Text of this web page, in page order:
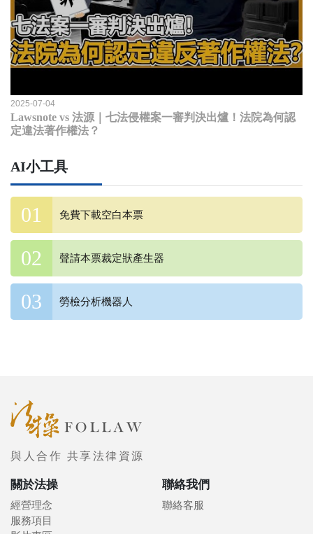
2025-07-04
Lawsnote vs 法源｜七法侵權案一審判決出爐！法院為何認
定違法著作權法？
AI小工具
免費下載空白本票
聲請本票裁定狀產生器
勞檢分析機器人
與人合作 共享法律資源
關於法操
經營理念
服務項目
聯絡我們
聯絡客服